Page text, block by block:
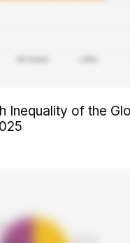
Inequality of the